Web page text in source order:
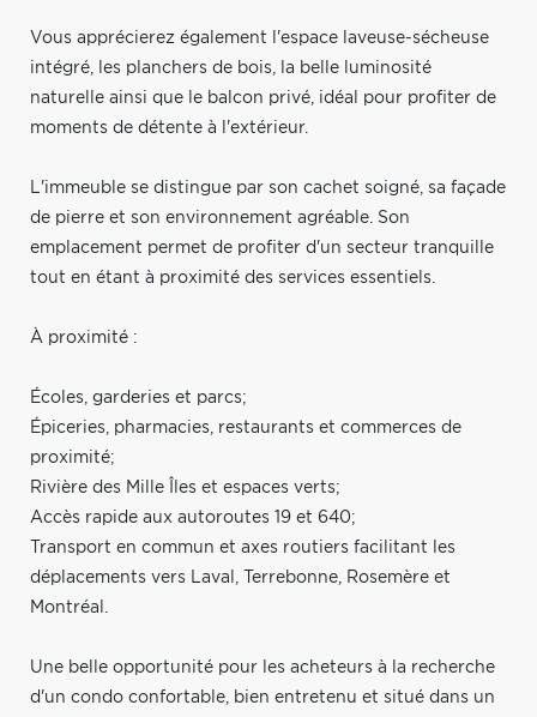
Vous apprécierez également l'espace laveuse-sécheuse
intégré, les planchers de bois, la belle luminosité
naturelle ainsi que le balcon privé, idéal pour profiter de
moments de détente à l'extérieur.
L'immeuble se distingue par son cachet soigné, sa façade
de pierre et son environnement agréable. Son
emplacement permet de profiter d'un secteur tranquille
tout en étant à proximité des services essentiels.
À proximité :
Écoles, garderies et parcs;
Épiceries, pharmacies, restaurants et commerces de
proximité;
Rivière des Mille Îles et espaces verts;
Accès rapide aux autoroutes 19 et 640;
Transport en commun et axes routiers facilitant les
déplacements vers Laval, Terrebonne, Rosemère et
Montréal.
Une belle opportunité pour les acheteurs à la recherche
d'un condo confortable, bien entretenu et situé dans un